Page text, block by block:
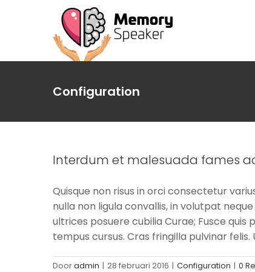
Configuration
Interdum et malesuada fames
Quisque non risus in orci consectetur
nulla non ligula convallis, in volutpat
ultrices posuere cubilia Curae; Fusce
tempus cursus. Cras fringilla pulvinar felis.
Dooradmin | 28 februari 2016 | Configuration | 0